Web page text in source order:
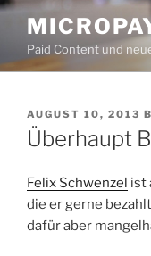
Skip
contentPaid Content und
POSTED
ON
AUGUST 10, 2013
Überhaupt
Felix Schwenzel ist
die er gerne
dafür aber